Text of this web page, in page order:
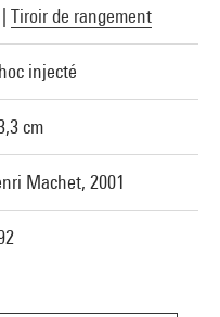
Tiroir de rangement
injecté
cm
Machet, 2001